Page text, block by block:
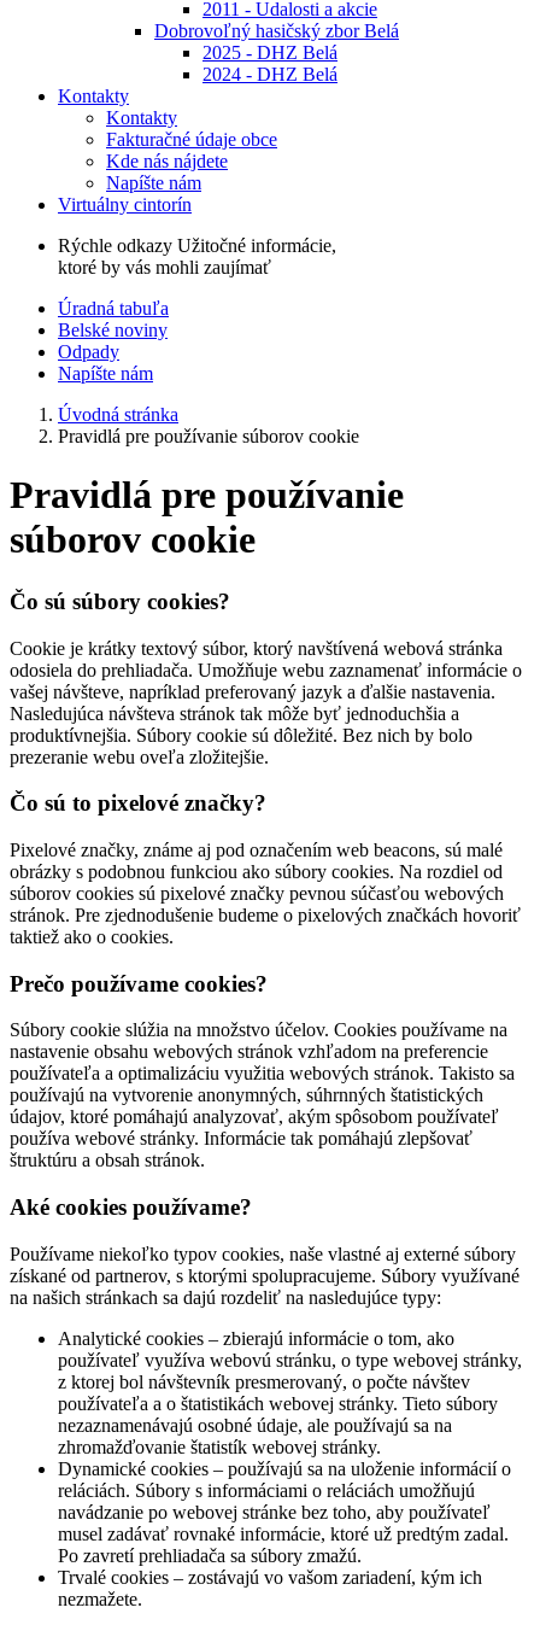
2011 - Udalosti a akcie
Dobrovoľný hasičský zbor Belá
2025 - DHZ Belá
2024 - DHZ Belá
Kontakty
Kontakty
Fakturačné údaje obce
Kde nás nájdete
Napíšte nám
Virtuálny cintorín
Rýchle odkazy Užitočné informácie,
ktoré by vás mohli zaujímať
Úradná tabuľa
Belské noviny
Odpady
Napíšte nám
Úvodná stránka
Pravidlá pre používanie súborov cookie
Pravidlá pre používanie
súborov cookie
Čo sú súbory cookies?
Cookie je krátky textový súbor, ktorý navštívená webová stránka
odosiela do prehliadača. Umožňuje webu zaznamenať informácie o
vašej návšteve, napríklad preferovaný jazyk a ďalšie nastavenia.
Nasledujúca návšteva stránok tak môže byť jednoduchšia a
produktívnejšia. Súbory cookie sú dôležité. Bez nich by bolo
prezeranie webu oveľa zložitejšie.
Čo sú to pixelové značky?
Pixelové značky, známe aj pod označením web beacons, sú malé
obrázky s podobnou funkciou ako súbory cookies. Na rozdiel od
súborov cookies sú pixelové značky pevnou súčasťou webových
stránok. Pre zjednodušenie budeme o pixelových značkách hovoriť
taktiež ako o cookies.
Prečo používame cookies?
Súbory cookie slúžia na množstvo účelov. Cookies používame na
nastavenie obsahu webových stránok vzhľadom na preferencie
používateľa a optimalizáciu využitia webových stránok. Takisto sa
používajú na vytvorenie anonymných, súhrnných štatistických
údajov, ktoré pomáhajú analyzovať, akým spôsobom používateľ
používa webové stránky. Informácie tak pomáhajú zlepšovať
štruktúru a obsah stránok.
Aké cookies používame?
Používame niekoľko typov cookies, naše vlastné aj externé súbory
získané od partnerov, s ktorými spolupracujeme. Súbory využívané
na našich stránkach sa dajú rozdeliť na nasledujúce typy:
Analytické cookies – zbierajú informácie o tom, ako
používateľ využíva webovú stránku, o type webovej stránky,
z ktorej bol návštevník presmerovaný, o počte návštev
používateľa a o štatistikách webovej stránky. Tieto súbory
nezaznamenávajú osobné údaje, ale používajú sa na
zhromažďovanie štatistík webovej stránky.
Dynamické cookies – používajú sa na uloženie informácií o
reláciách. Súbory s informáciami o reláciách umožňujú
navádzanie po webovej stránke bez toho, aby používateľ
musel zadávať rovnaké informácie, ktoré už predtým zadal.
Po zavretí prehliadača sa súbory zmažú.
Trvalé cookies – zostávajú vo vašom zariadení, kým ich
nezmažete.